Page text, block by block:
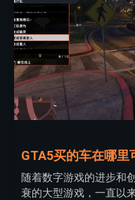
GTA5买的车在哪里
随着数字游戏的进步和
衰的大型游戏，一直以